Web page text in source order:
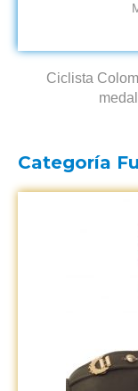
Ciclista
Categoría